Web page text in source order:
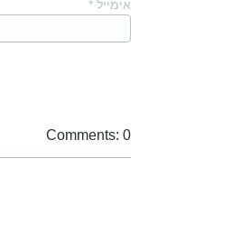
אימייל *
Comments: 0